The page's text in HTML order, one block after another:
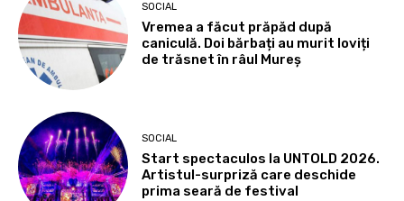
SOCIAL
Vremea a făcut prăpăd după
caniculă. Doi bărbați au murit loviți
de trăsnet în râul Mureș
SOCIAL
Start spectaculos la UNTOLD 2026.
Artistul-surpriză care deschide
prima seară de festival